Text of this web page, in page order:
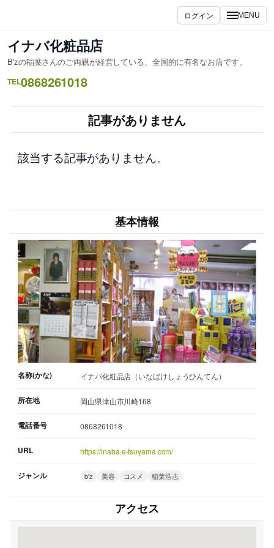
ス
キ
ッ
ログイン MENU
イナバ化粧品店
B'zの稲葉さんのご両親が経営している、全国的に有名なお店です。
TEL0868261018
記事がありません
該当する記事がありません。
基本情報
名称(かな) イナバ化粧品店（いなばけしょうひんてん）
所在地 岡山県津山市川崎168
電話番号 0868261018
URL https://inaba.e-tsuyama.com/
ジャンル b'z 美容 コスメ 稲葉浩志
アクセス